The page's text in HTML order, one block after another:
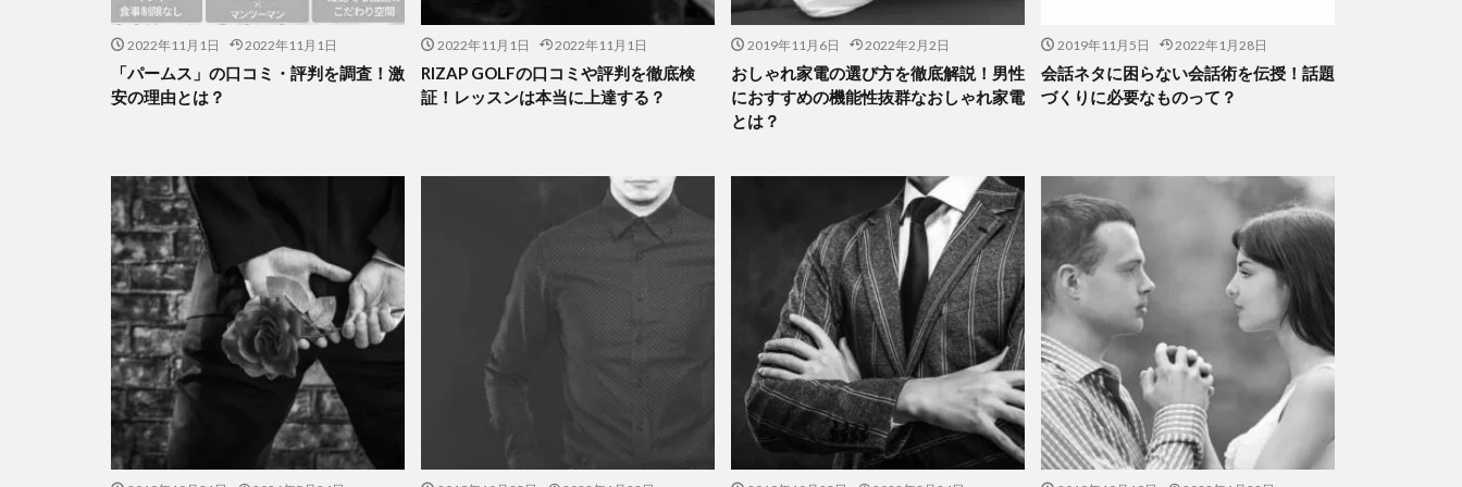
2022年11月1日 2022年11月1日
「パームス」の口コミ・評判を調査！激
安の理由とは？
2022年11月1日 2022年11月1日
RIZAP GOLFの口コミや評判を徹底検
証！レッスンは本当に上達する？
2019年11月6日 2022年2月2日
おしゃれ家電の選び方を徹底解説！男性
におすすめの機能性抜群なおしゃれ家電
とは？
2019年11月5日 2022年1月28日
会話ネタに困らない会話術を伝授！話題
づくりに必要なものって？